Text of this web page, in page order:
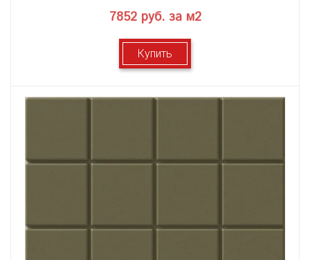
7852 руб. за м2
Купить